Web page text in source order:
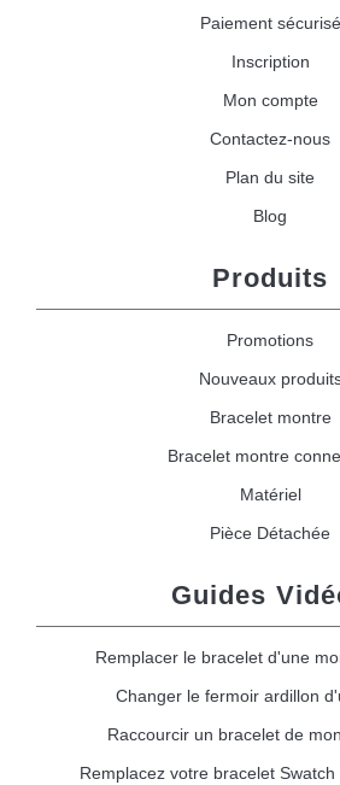
Paiement sécurisé
Inscription
Mon compte
Contactez-nous
Plan du site
Blog
Produits
Promotions
Nouveaux
Bracelet montre
Bracelet montre
Matériel
Pièce Détachée
Guides
Remplacer le bracelet d'une
Changer le fermoir ardillon
Raccourcir un bracelet de
Remplacez votre bracelet